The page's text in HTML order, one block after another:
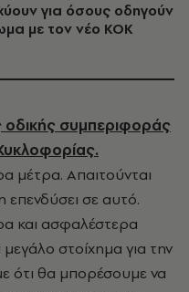
για όσους οδηγούν
με τον νέο ΚΟΚ
οδικής συμπεριφοράς
μέτρα. Απαιτούνται
επενδύσει σε αυτό.
και ασφαλέστερα
στοίχημα για την
ότι θα μπορέσουμε να